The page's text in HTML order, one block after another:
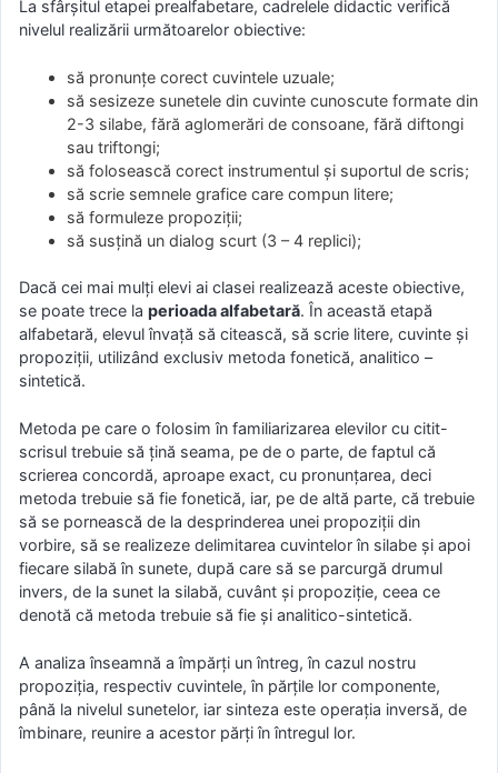
La sfârşitul etapei prealfabetare, cadrelele didactic verifică
nivelul realizării următoarelor obiective:
să pronunţe corect cuvintele uzuale;
să sesizeze sunetele din cuvinte cunoscute formate din
2-3 silabe, fără aglomerări de consoane, fără diftongi
sau triftongi;
să folosească corect instrumentul şi suportul de scris;
să scrie semnele grafice care compun litere;
să formuleze propoziţii;
să susţină un dialog scurt (3 – 4 replici);
Dacă cei mai mulţi elevi ai clasei realizează aceste obiective,
se poate trece la perioada alfabetară. În această etapă
alfabetară, elevul învaţă să citească, să scrie litere, cuvinte şi
propoziţii, utilizând exclusiv metoda fonetică, analitico –
sintetică.
Metoda pe care o folosim în familiarizarea elevilor cu citit-
scrisul trebuie să ţină seama, pe de o parte, de faptul că
scrierea concordă, aproape exact, cu pronunţarea, deci
metoda trebuie să fie fonetică, iar, pe de altă parte, că trebuie
să se pornească de la desprinderea unei propoziţii din
vorbire, să se realizeze delimitarea cuvintelor în silabe şi apoi
fiecare silabă în sunete, după care să se parcurgă drumul
invers, de la sunet la silabă, cuvânt şi propoziţie, ceea ce
denotă că metoda trebuie să fie şi analitico-sintetică.
A analiza înseamnă a împărţi un întreg, în cazul nostru
propoziţia, respectiv cuvintele, în părţile lor componente,
până la nivelul sunetelor, iar sinteza este operaţia inversă, de
îmbinare, reunire a acestor părţi în întregul lor.